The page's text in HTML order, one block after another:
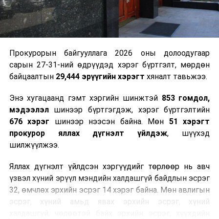
2026 оны наймдугаар сарын 07-ноос
2026 оны наймдугаар сарын 11-нийг хүртэлх
цаг агаарын урьдчилсан төлөв
Наймдугаар сарын 7-нд баруун болон төвийн
аймгуудын нутгийн хойд хэсгээр, 8-нд баруун
аймгуудын нутгийн хойд хэсэг, төвийн
аймгуудын нутгийн зүүн, говийн аймгуудын
нутгийн хойд, зүүн аймгуудын нутгийн баруун
хэсэг, төвийн аймгуудын ихэнх нутгаар, 10-нд
төв, зүүн, говийн аймгуудын ихэнх нутгаар
бороо, дуу цахилгаантай аадар бороо орно. Салхи
Алтайн салбар уулс, Арц-Богдын өвөр
хоолойгоор, 10-нд говь, талын нутгаар секундэд
14-16 метр, нутгийн зарим газраар борооны
өмнө түр зуур ширүүснэ. Ихэнх нутгаар халж,
Прокурорын байгууллага 2026 оны долоодугаар
сарын 27-31-ний өдрүүдэд хэрэг бүртгэлт, мөрдөн
байцаалтын 29,444 эрүүгийн хэрэгт хяналт тавьжээ.
Энэ хугацаанд гэмт хэргийн шинжтэй 853 гомдол,
мэдээлэлшинээр бүртгэгдэж, хэрэг бүртгэлтийн
676 хэрэг шинээр нээсэн байна. Мөн 51 хэрэгт
прокурор яллах дүгнэлт үйлдэж, шүүхэд
шилжүүлжээ.
Яллах дүгнэлт үйлдсэн хэргүүдийг төрлөөр нь авч
үзвэл хүний эрүүл мэндийн халдашгүй байдлын эсрэг
32, өмчлөх эрхийн эсрэг 14 хэрэг байна. Мөн авлигын
эсрэг, хүний амьд явах эрхийн эсрэг, хүний